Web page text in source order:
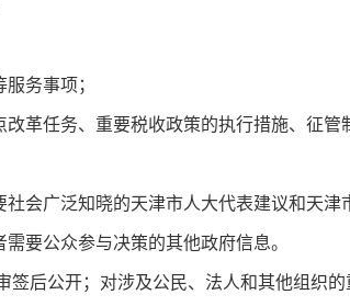
务事项；
任务、重要税收政策的执行措施、征管
广泛知晓的天津市人大代表建议和天津
要公众参与决策的其他政府信息。
后公开；对涉及公民、法人和其他组织的